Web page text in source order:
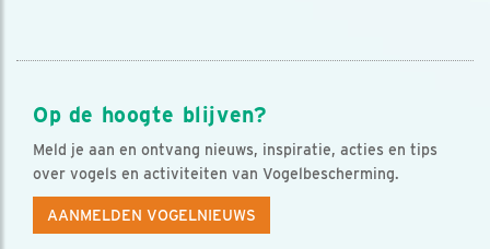
Op de hoogte blijven?
Meld je aan en ontvang nieuws, inspiratie, acties en tips
over vogels en activiteiten van Vogelbescherming.
AANMELDEN VOGELNIEUWS